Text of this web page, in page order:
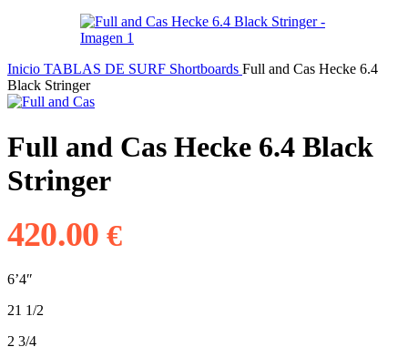
Inicio TABLAS DE SURF Shortboards Full and Cas Hecke 6.4
Black Stringer
Full and Cas Hecke 6.4 Black
Stringer
420.00€
6’4″
21 1/2
2 3/4